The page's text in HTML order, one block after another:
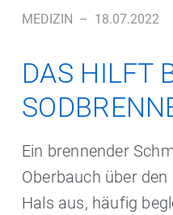
MEDIZIN – 18.07.2022
DAS HILFT
Ein brennender
Oberbauch über
Hals aus, häufig